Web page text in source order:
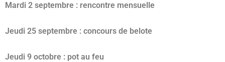
Mardi 2 septembre : rencontre mensuelle
Jeudi 25 septembre : concours de belote
Jeudi 9 octobre : pot au feu